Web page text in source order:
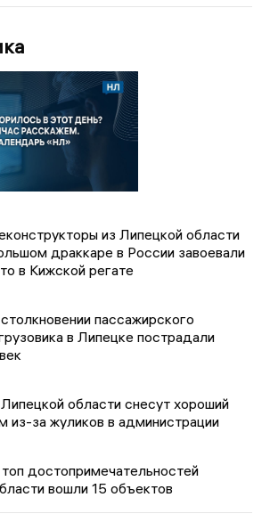
из Липецкой области
драккаре в России завоевали
в Кижской регате
пассажирского
в Липецке пострадали
Липецкой области снесут хороший
из-за жуликов в администрации
топ достопримечательностей
вошли 15 объектов